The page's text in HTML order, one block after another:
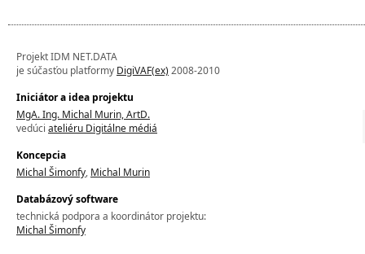
Projekt IDM NET.DATA
je súčasťou platformy DigiVAF(ex)2008-2010
Iniciátor a idea projektu
MgA. Ing. Michal Murin, ArtD.
vedúci ateliéru Digitálne médiá
Koncepcia
Michal Šimonfy, Michal Murin
Databázový software
technická podpora a koordinátor projektu:
Michal Šimonfy